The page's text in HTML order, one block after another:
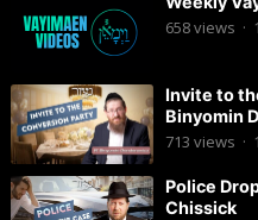
658views ·
Invite to
Binyomin
713 views ·
Police
Chissick